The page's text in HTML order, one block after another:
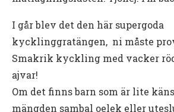
I går blev det den här supergoda
kycklinggratängen, ni måste
Smakrik kyckling med vacker
ajvar!
Om det finns barn som är lite
mängden sambal oelek eller